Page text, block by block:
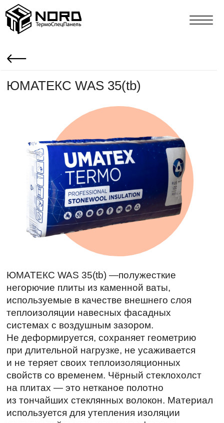
Однослойной теплоизоляции
в конструкциях навесных фасадных
ЮМАТЕКС WAS 35(tb) —полужесткие
негорючие плиты из каменной ваты,
используемые в качестве внешнего слоя
системах с воздушным зазором.
Не деформируется, сохраняет геометрию
при длительной нагрузке, не усаживается
и не теряет своих теплоизоляционных
свойств со временем. Чёрный стеклохолст
на плитах — это нетканое полотно
из тончайших стеклянных волокон. Материал
используется для утепления изоляции
конструкций вентилируемого фасада,
внутренних корпусов воздуховодов
и шумоглушителей.
Применяется в качестве